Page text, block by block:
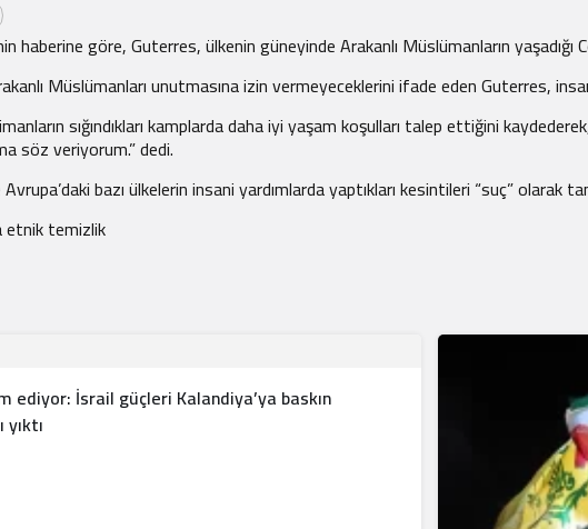
haberine göre, Guterres, ülkenin güneyinde Arakanlı Müslümanların
Müslümanları unutmasına izin vermeyeceklerini ifade eden Guterres,
sığındıkları kamplarda daha iyi yaşam koşulları talep ettiğini
söz veriyorum.” dedi.
bazı ülkelerin insani yardımlarda yaptıkları kesintileri “suç” olarak
etnik temizlik
ediyor: İsrail güçleri Kalandiya’ya baskın